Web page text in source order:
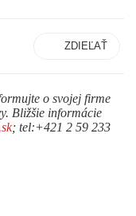
ZDIEĽAŤ
o svojej firme
Bližšie informácie
; tel:+421 2 59 233